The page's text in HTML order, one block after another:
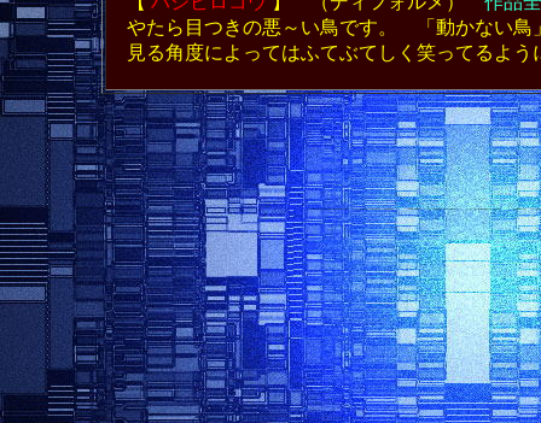
やたら目つきの悪～い鳥です。 「動かない鳥
見る角度によってはふてぶてしく笑ってるよう